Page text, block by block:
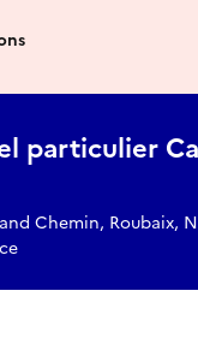
particulier
Chemin, Roubaix,